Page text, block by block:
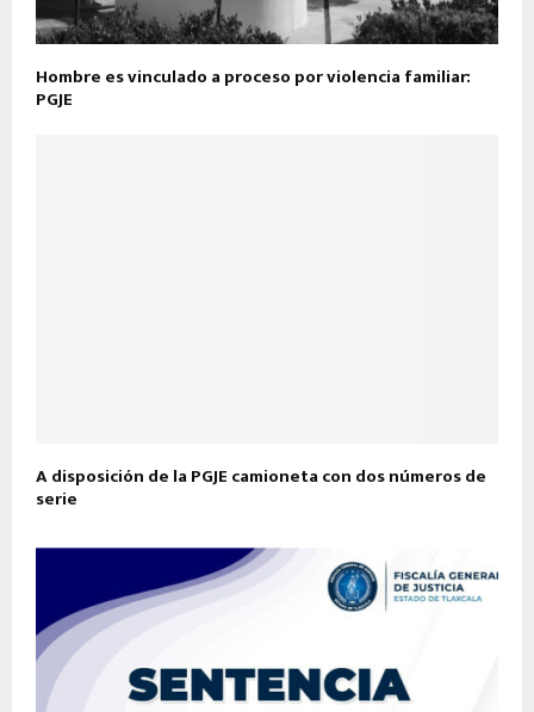
Hombre es vinculado a proceso por violencia familiar:
PGJE
A disposición de la PGJE camioneta con dos números de
serie